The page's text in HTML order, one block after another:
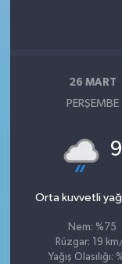
26 MART
PERŞEMBE
9
Orta kuvvetli
Nem: %75
Rüzgar: 19
Yağış Olasılığı: